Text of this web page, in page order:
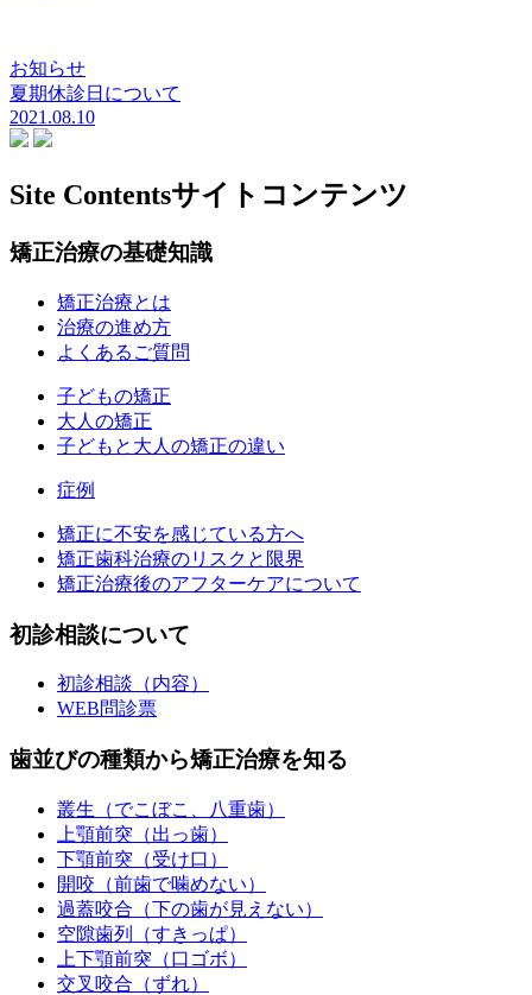
お知らせ
夏期休診日について
2021.08.10
Site Contentsサイトコンテンツ
矯正治療の基礎知識
矯正治療とは
治療の進め方
よくあるご質問
子どもの矯正
大人の矯正
子どもと大人の矯正の違い
症例
矯正に不安を感じている方へ
矯正歯科治療のリスクと限界
矯正治療後のアフターケアについて
初診相談について
初診相談（内容）
WEB問診票
歯並びの種類から矯正治療を知る
叢生（でこぼこ、八重歯）
上顎前突（出っ歯）
下顎前突（受け口）
開咬（前歯で噛めない）
過蓋咬合（下の歯が見えない）
空隙歯列（すきっぱ）
上下顎前突（口ゴボ）
交叉咬合（ずれ）